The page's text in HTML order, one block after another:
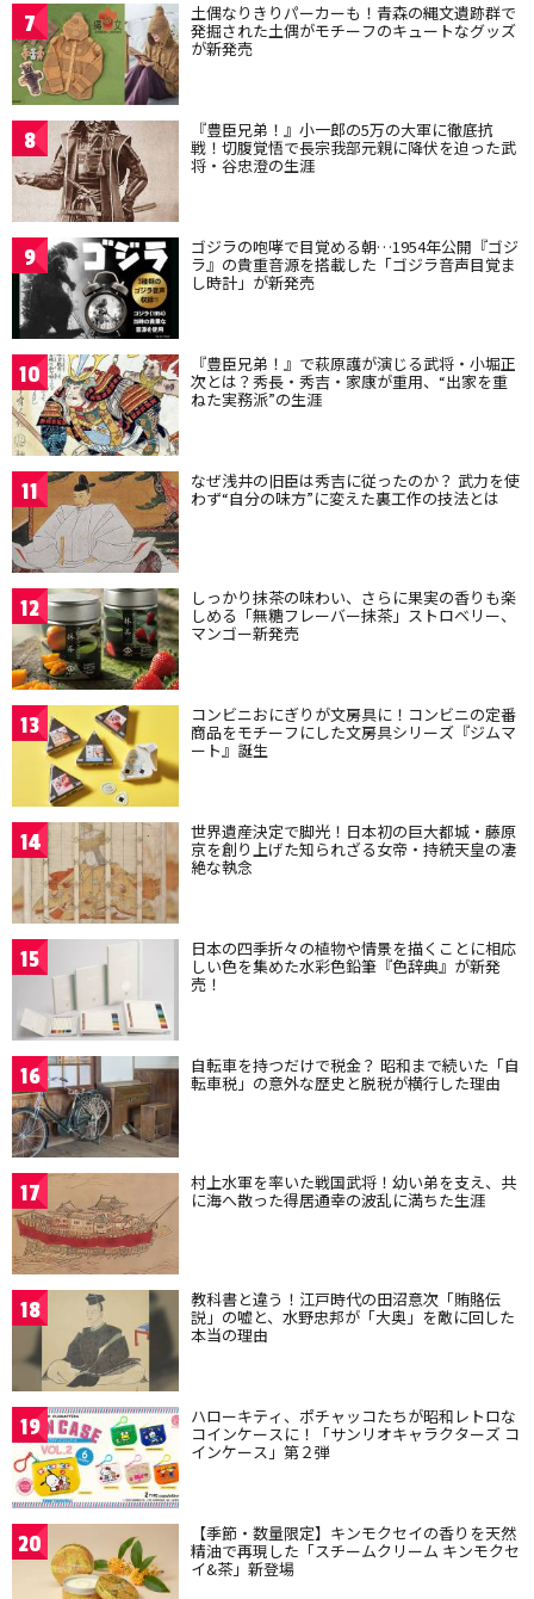
7 土偶なりきりパーカーも！青森の縄文遺跡群で
発掘された土偶がモチーフのキュートなグッズ
が新発売
8 『豊臣兄弟！』小一郎の5万の大軍に徹底抗
戦！切腹覚悟で長宗我部元親に降伏を迫った武
将・谷忠澄の生涯
9 ゴジラの咆哮で目覚める朝…1954年公開『ゴジ
ラ』の貴重音源を搭載した「ゴジラ音声目覚ま
し時計」が新発売
10 『豊臣兄弟！』で萩原護が演じる武将・小堀正
次とは？秀長・秀吉・家康が重用、“出家を重
ねた実務派”の生涯
11 なぜ浅井の旧臣は秀吉に従ったのか？ 武力を使
わず“自分の味方”に変えた裏工作の技法とは
12 しっかり抹茶の味わい、さらに果実の香りも楽
しめる「無糖フレーバー抹茶」ストロベリー、
マンゴー新発売
13 コンビニおにぎりが文房具に！コンビニの定番
商品をモチーフにした文房具シリーズ『ジムマ
ート』誕生
14 世界遺産決定で脚光！日本初の巨大都城・藤原
京を創り上げた知られざる女帝・持統天皇の凄
絶な執念
15 日本の四季折々の植物や情景を描くことに相応
しい色を集めた水彩色鉛筆『色辞典』が新発
売！
16 自転車を持つだけで税金？ 昭和まで続いた「自
転車税」の意外な歴史と脱税が横行した理由
17 村上水軍を率いた戦国武将！幼い弟を支え、共
に海へ散った得居通幸の波乱に満ちた生涯
18 教科書と違う！江戸時代の田沼意次「賄賂伝
説」の嘘と、水野忠邦が「大奥」を敵に回した
本当の理由
19 ハローキティ、ポチャッコたちが昭和レトロな
コインケースに！「サンリオキャラクターズ コ
インケース」第２弾
20 【季節・数量限定】キンモクセイの香りを天然
精油で再現した「スチームクリーム キンモクセ
イ&茶」新登場